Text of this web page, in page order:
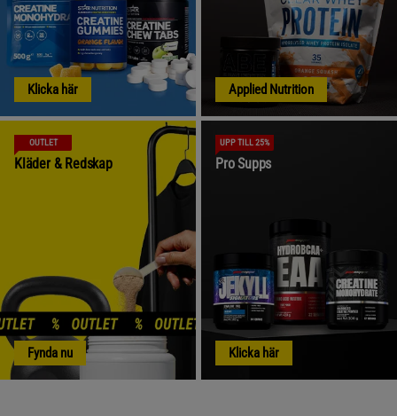
Klicka här Applied Nutrition
OUTLET
Kläder & Redskap
Fynda nu
UPP TILL 25%
Pro Supps
Klicka här